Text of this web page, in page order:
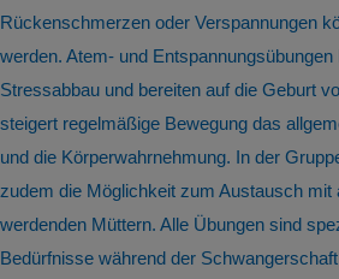
Rückenschmerzen oder Verspannungen
werden. Atem- und Entspannungsübungen
Stressabbau und bereiten auf die Geburt
steigert regelmäßige Bewegung das
und die Körperwahrnehmung. In der
zudem die Möglichkeit zum Austausch mit
werdenden Müttern. Alle Übungen sind
Bedürfnisse während der